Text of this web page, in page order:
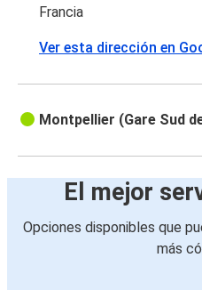
Francia
Ver esta dirección en
Montpellier (Gare Sud
El mejor
Opciones disponibles que
más